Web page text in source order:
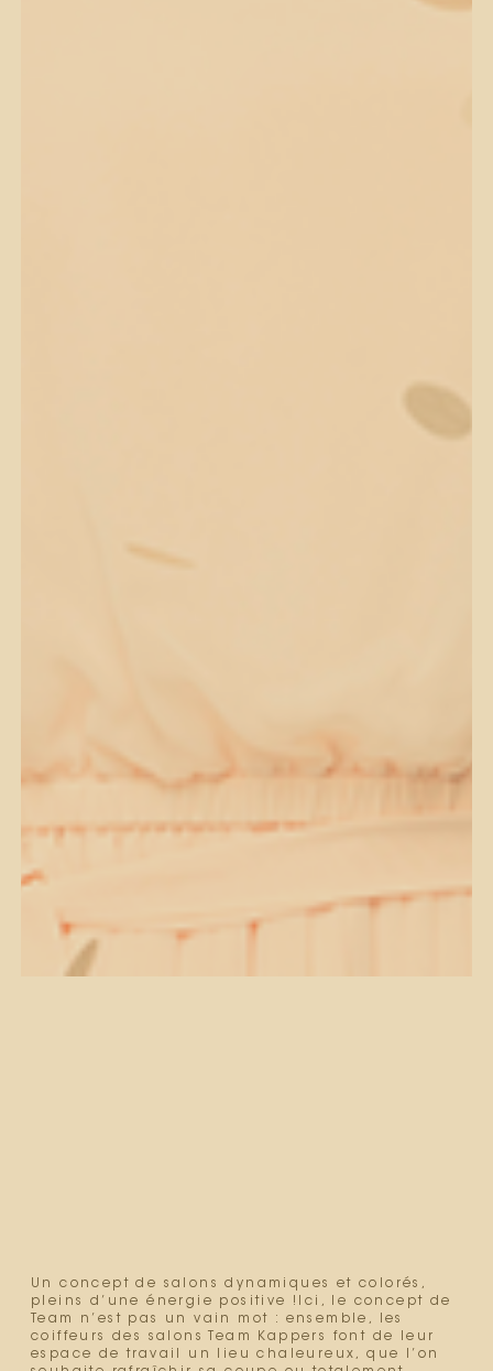
Un concept de salons dynamiques et colorés,
pleins d’une énergie positive !Ici, le concept de
Team n’est pas un vain mot : ensemble, les
coiffeurs des salons Team Kappers font de leur
espace de travail un lieu chaleureux, que l’on